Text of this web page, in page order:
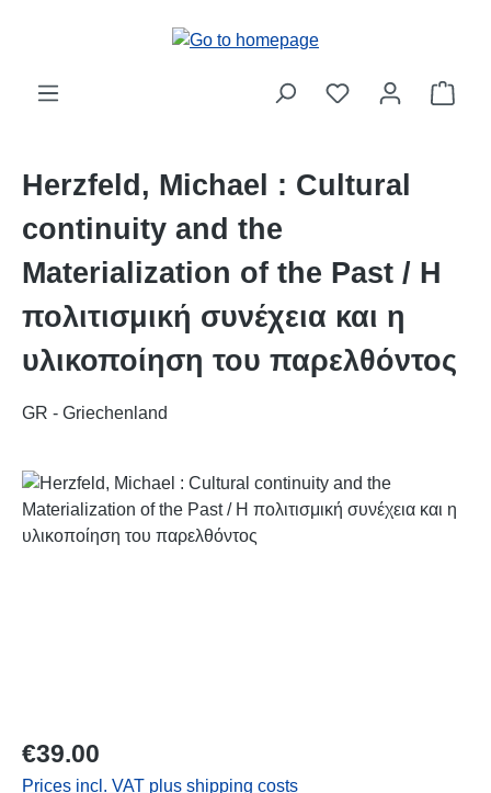
Herzfeld, Michael : Cultural
continuity and the
Materialization of the Past / Η
πολιτισμική συνέχεια και η
υλικοποίηση του παρελθόντος
GR - Griechenland
Skip image gallery
Regular price:
€39.00
Prices incl. VAT plus shipping costs